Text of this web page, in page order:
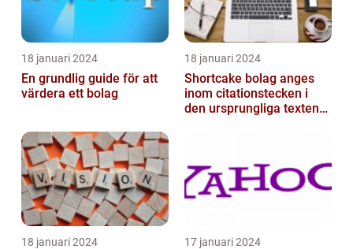
18 januari 2024
En grundlig guide för att
värdera ett bolag
18 januari 2024
Shortcake bolag anges
inom citationstecken i
den ursprungliga texten
18 januari 2024 17 januari 2024